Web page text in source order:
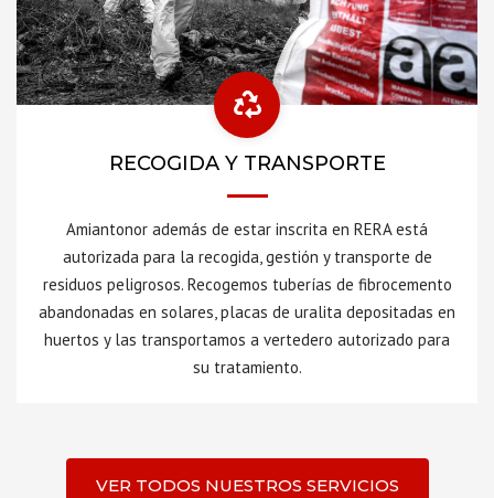
RECOGIDA Y TRANSPORTE
Amiantonor además de estar inscrita en RERA está
autorizada para la recogida, gestión y transporte de
residuos peligrosos. Recogemos tuberías de fibrocemento
abandonadas en solares, placas de uralita depositadas en
huertos y las transportamos a vertedero autorizado para
su tratamiento.
VER TODOS NUESTROS SERVICIOS